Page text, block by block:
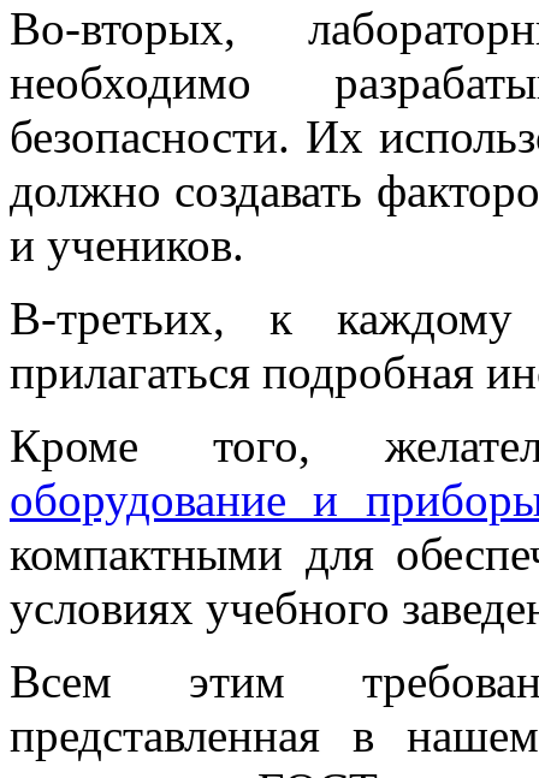
Во-вторых,
необходимо
безопасности. Их
должно создавать
и учеников.
В-третьих, к каждому
прилагаться подробная
Кроме того,
оборудование и
компактными для
условиях учебного
Всем этим
представленная в